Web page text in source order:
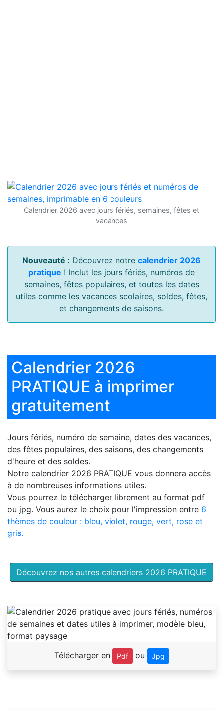
Calendrier 2026 avec jours fériés, semaines, fêtes et
vacances
Nouveauté : Découvrez notre calendrier 2026
pratique ! Inclut les jours fériés, numéros de
semaines, fêtes populaires, et toutes les dates
utiles comme les vacances scolaires, soldes, fêtes,
et changements de saisons.
Calendrier 2026
PRATIQUE à imprimer
gratuitement
Jours fériés, numéro de semaine, dates des vacances,
des fêtes populaires, des saisons, des changements
d'heure et des soldes.
Notre calendrier 2026 PRATIQUE vous donnera accès
à de nombreuses informations utiles.
Vous pourrez le télécharger librement au format pdf
ou jpg. Vous aurez le choix pour l'impression entre 6
thèmes de couleur : bleu, violet, rouge, vert, rose et
gris.
Découvrez nos autres calendriers 2026 PRATIQUE
Télécharger en Pdf ou Jpg